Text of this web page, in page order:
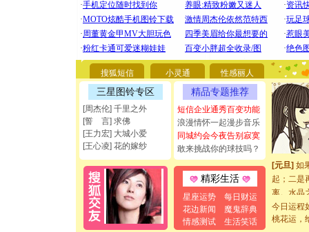
搜狐短信 小灵通 性感丽人
三星图铃专区
[周杰伦] 千里之外
[誓 言] 求佛
[王力宏] 大城小爱
[王心凌] 花的嫁纱
精品专题推荐
短信企业通秀百变功能
浪漫情怀一起漫步音乐
同城约会今夜告别寂寞
敢来挑战你的球技吗？
精彩生活
星座运势
每日财运
花边新闻
魔鬼辞典
情感测试
生活笑话
[圣诞节]
你太多
要平安
[圣诞节]
能正大光
都要快乐
[圣诞节]
如意,快
[元旦]看
断电。爱
你是我专
[元旦]
如
起；二是
离。水
[元旦]
当
泣，这痛
今日运程
桃花运，